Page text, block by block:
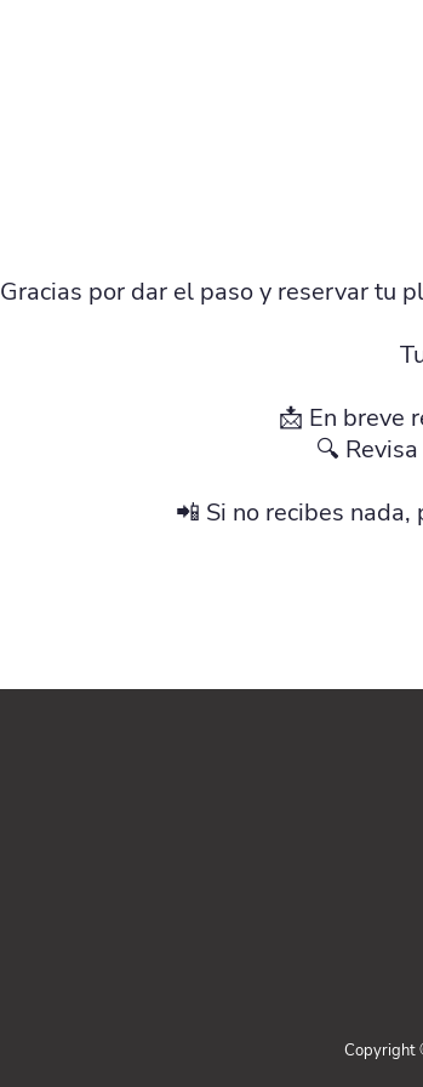
Gracias por dar el paso y reservar tu
📩 En breve
🔍
📲 Si no recibes
Copyright